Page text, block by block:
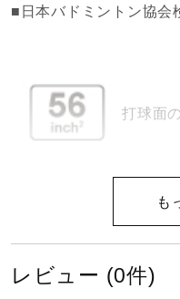
その他
直営店一覧
■日本バドミントン協会
打球面
振り抜
め、フ
ブ）を
レビュー (0件)